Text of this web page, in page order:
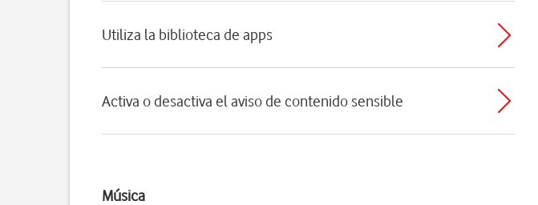
Utiliza la biblioteca de apps
Activa o desactiva el aviso de contenido sensible
Música